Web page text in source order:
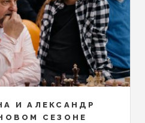
И АЛЕКСАНДР
СЕЗОНЕ